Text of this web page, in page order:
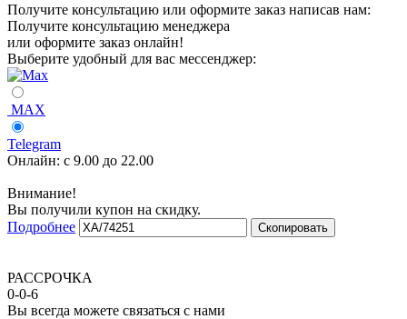
Получите консультацию или оформите заказ написав нам:
Получите консультацию менеджера
или оформите заказ онлайн!
Выберите удобный для вас мессенджер:
MAX
Telegram
Онлайн: с 9.00 до 22.00
Внимание!
Вы получили купон на скидку.
Подробнее
Скопировать
РАССРОЧКА
0-0-6
Вы всегда можете связаться с нами